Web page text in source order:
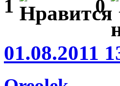
1 0
01.08.2011